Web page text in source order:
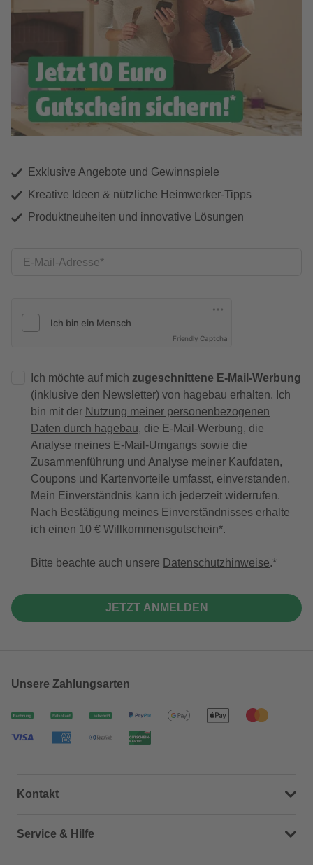
Exklusive Angebote und Gewinnspiele
Kreative Ideen & nützliche Heimwerker-Tipps
Produktneuheiten und innovative Lösungen
E-Mail-Adresse
Friendly Captcha
Ich möchte auf mich zugeschnittene E-Mail-Werbung
(inklusive den Newsletter) von hagebau erhalten. Ich
bin mit der Nutzung meiner personenbezogenen
Daten durch hagebau, die E-Mail-Werbung, die
Analyse meines E-Mail-Umgangs sowie die
Zusammenführung und Analyse meiner Kaufdaten,
Coupons und Kartenvorteile umfasst, einverstanden.
Mein Einverständnis kann ich jederzeit widerrufen.
Nach Bestätigung meines Einverständnisses erhalte
ich einen 10 € Willkommensgutschein*.
Bitte beachte auch unsere Datenschutzhinweise.
JETZT ANMELDEN
Unsere Zahlungsarten
Kontakt
Dein Kontakt zu uns
Service & Hilfe